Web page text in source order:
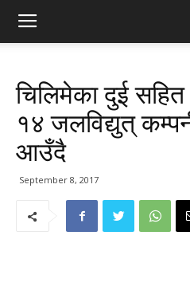
चिलिमेका दुई सहित
१४ जलविद्युत्
आउँदै
September 8, 2017